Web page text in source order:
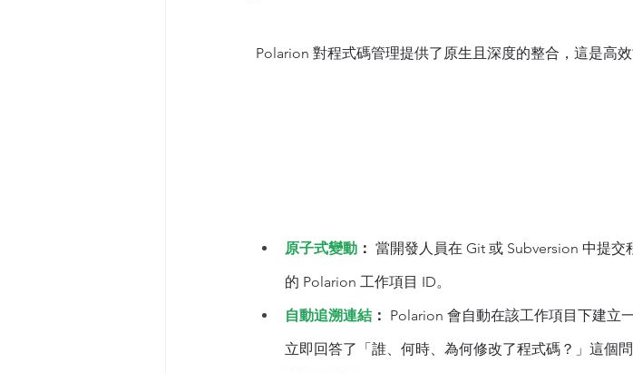
Polarion 對程式碼管理提供了原生且深度的整合，這是高效
原子式變動 ： 當開發人員在 Git 或 Subversion 中提
的 Polarion 工作項目 ID。
自動追溯連結 ： Polarion 會自動在該工作項目下建立
立即回答了「誰、何時、為何修改了程式碼？」這個問